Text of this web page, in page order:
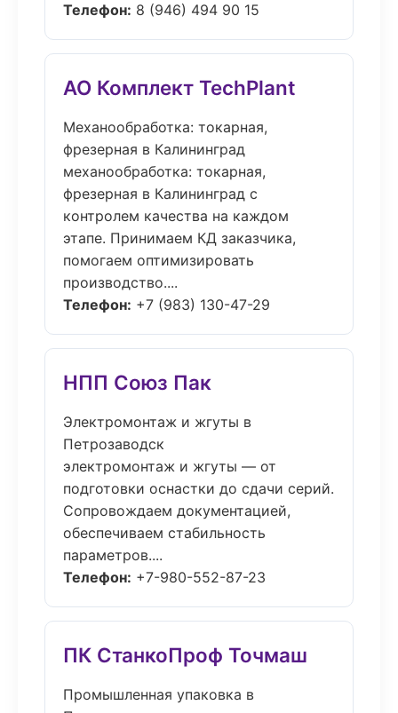
Телефон: 8 (946) 494 90 15
АО Комплект TechPlant
Механообработка: токарная,
фрезерная в Калининград
механообработка: токарная,
фрезерная в Калининград с
контролем качества на каждом
этапе. Принимаем КД заказчика,
помогаем оптимизировать
производство....
Телефон: +7 (983) 130-47-29
НПП Союз Пак
Электромонтаж и жгуты в
Петрозаводск
электромонтаж и жгуты — от
подготовки оснастки до сдачи серий.
Сопровождаем документацией,
обеспечиваем стабильность
параметров....
Телефон: +7-980-552-87-23
ПК СтанкоПроф Точмаш
Промышленная упаковка в